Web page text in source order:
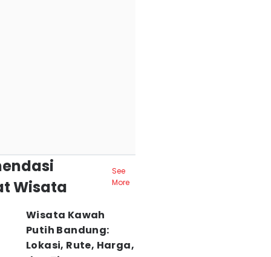
Wisata
See
More
Wisata Kawah
Putih Bandung:
Lokasi, Rute, Harga,